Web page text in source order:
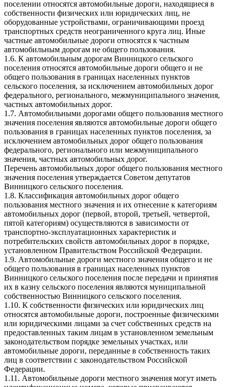
поселении относятся автомобильные дороги, находящиеся в
собственности физических или юридических лиц, не
оборудованные устройствами, ограничивающими проезд
транспортных средств неограниченного круга лиц. Иные
частные автомобильные дороги относятся к частным
автомобильным дорогам не общего пользования.
1.6. К автомобильным дорогам Винницкого сельского
поселения относятся автомобильные дороги общего и не
общего пользования в границах населенных пунктов
сельского поселения, за исключением автомобильных дорог
федерального, регионального, межмуниципального значения,
частных автомобильных дорог.
1.7. Автомобильными дорогами общего пользования местного
значения поселения являются автомобильные дороги общего
пользования в границах населенных пунктов поселения, за
исключением автомобильных дорог общего пользования
федерального, регионального или межмуниципального
значения, частных автомобильных дорог.
Перечень автомобильных дорог общего пользования местного
значения поселения утверждается Советом депутатов
Винницкого сельского поселения.
1.8. Классификация автомобильных дорог общего
пользования местного значения и их отнесение к категориям
автомобильных дорог (первой, второй, третьей, четвертой,
пятой категориям) осуществляются в зависимости от
транспортно-эксплуатационных характеристик и
потребительских свойств автомобильных дорог в порядке,
установленном Правительством Российской Федерации.
1.9. Автомобильные дороги местного значения общего и не
общего пользования в границах населенных пунктов
Винницкого сельского поселения после передачи и принятия
их в казну сельского поселения являются муниципальной
собственностью Винницкого сельского поселения.
1.10. К собственности физических или юридических лиц
относятся автомобильные дороги, построенные физическими
или юридическими лицами за счет собственных средств на
предоставленных таким лицам в установленном земельным
законодательством порядке земельных участках, или
автомобильные дороги, переданные в собственность таких
лиц в соответствии с законодательством Российской
Федерации.
1.11. Автомобильные дороги местного значения могут иметь